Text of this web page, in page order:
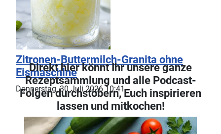
Zitronen-Buttermilch-Granita ohne
Eismaschine
Donnerstag, 30 Juli 2026 10:41
Direkt hier könnt Ihr unsere ganze
Rezeptsammlung und alle Podcast-
Folgen durchstöbern, Euch inspirieren
lassen und mitkochen!